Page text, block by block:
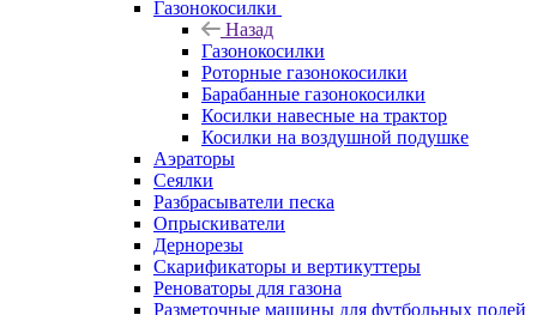
Газонокосилки
Назад
Газонокосилки
Роторные газонокосилки
Барабанные газонокосилки
Косилки навесные на трактор
Косилки на воздушной подушке
Аэраторы
Сеялки
Разбрасыватели песка
Опрыскиватели
Дернорезы
Скарификаторы и вертикуттеры
Реноваторы для газона
Разметочные машины для футбольных полей